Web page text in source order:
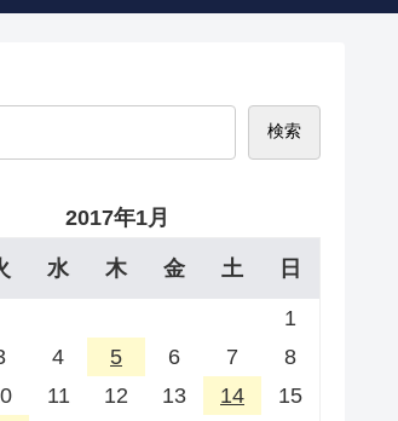
検索
2017年1月
水 木 金 土 日
1
4 5 6 7
8
11 12 13 14
15